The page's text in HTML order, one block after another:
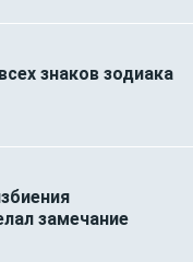
знаков зодиака
замечание